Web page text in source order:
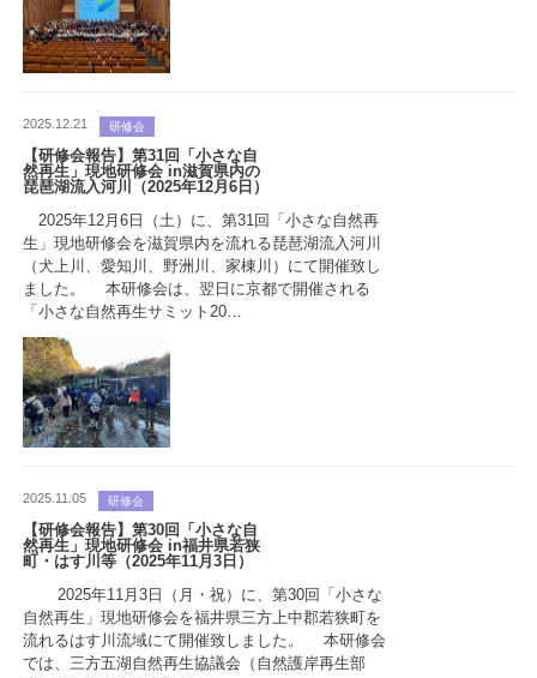
2025.12.21 研修会
【研修会報告】第31回「小さな自
然再生」現地研修会 in滋賀県内の
琵琶湖流入河川（2025年12月6日）
2025年12月6日（土）に、第31回「小さな自然再
生」現地研修会を滋賀県内を流れる琵琶湖流入河川
（犬上川、愛知川、野洲川、家棟川）にて開催致し
ました。 本研修会は、翌日に京都で開催される
「小さな自然再生サミット20…
2025.11.05 研修会
【研修会報告】第30回「小さな自
然再生」現地研修会 in福井県若狭
町・はす川等（2025年11月3日）
2025年11月3日（月・祝）に、第30回「小さな
自然再生」現地研修会を福井県三方上中郡若狭町を
流れるはす川流域にて開催致しました。 本研修会
では、三方五湖自然再生協議会（自然護岸再生部